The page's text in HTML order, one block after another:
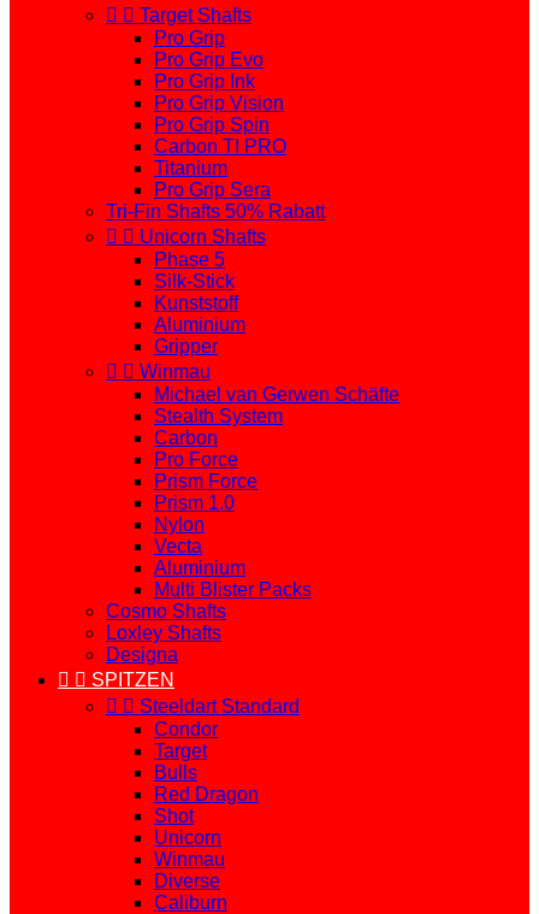
  Target Shafts
Pro Grip
Pro Grip Evo
Pro Grip Ink
Pro Grip Vision
Pro Grip Spin
Carbon TI PRO
Titanium
Pro Grip Sera
Tri-Fin Shafts 50% Rabatt
  Unicorn Shafts
Phase 5
Silk-Stick
Kunststoff
Aluminium
Gripper
  Winmau
Michael van Gerwen Schäfte
Stealth System
Carbon
Pro Force
Prism Force
Prism 1.0
Nylon
Vecta
Aluminium
Multi Blister Packs
Cosmo Shafts
Loxley Shafts
Designa
  SPITZEN
  Steeldart Standard
Condor
Target
Bulls
Red Dragon
Shot
Unicorn
Winmau
Diverse
Caliburn